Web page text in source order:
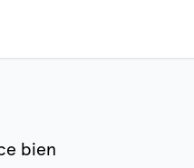
bien